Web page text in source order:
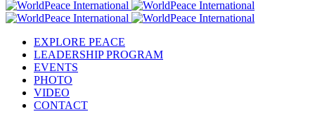
EXPLORE PEACE
LEADERSHIP PROGRAM
EVENTS
PHOTO
VIDEO
CONTACT